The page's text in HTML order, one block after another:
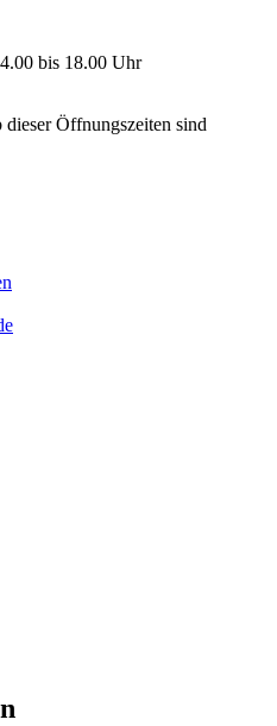
bis 18.00 Uhr
Öffnungszeiten sind